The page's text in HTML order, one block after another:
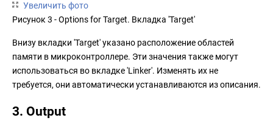
Увеличить фото
Рисунок 3 - Options for Target. Вкладка 'Target'
Внизу вкладки 'Target' указано расположение областей
памяти в микроконтроллере. Эти значения также могут
использоваться во вкладке 'Linker'. Изменять их не
требуется, они автоматически устанавливаются из описания.
3. Output